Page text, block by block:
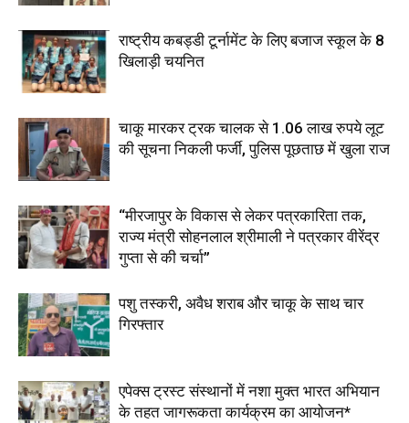
राष्ट्रीय कबड्डी टूर्नामेंट के लिए बजाज स्कूल के 8
खिलाड़ी चयनित
चाकू मारकर ट्रक चालक से 1.06 लाख रुपये लूट
की सूचना निकली फर्जी, पुलिस पूछताछ में खुला राज
“मीरजापुर के विकास से लेकर पत्रकारिता तक,
राज्य मंत्री सोहनलाल श्रीमाली ने पत्रकार वीरेंद्र
गुप्ता से की चर्चा”
पशु तस्करी, अवैध शराब और चाकू के साथ चार
गिरफ्तार
एपेक्स ट्रस्ट संस्थानों में नशा मुक्त भारत अभियान
के तहत जागरूकता कार्यक्रम का आयोजन*